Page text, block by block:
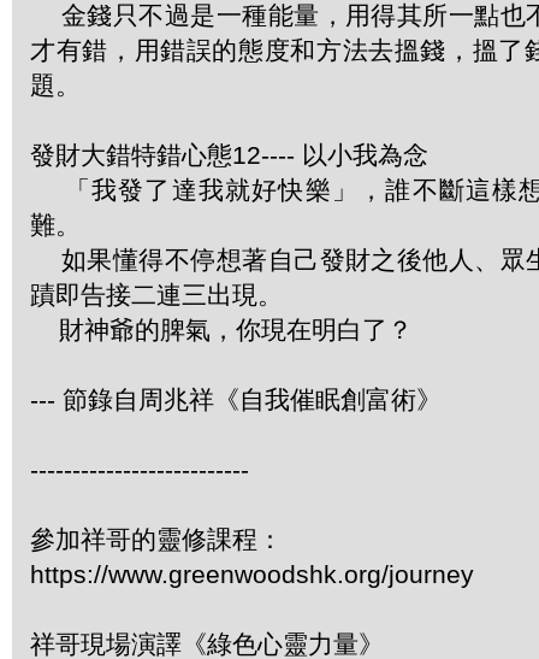
金錢只不過是一種能量，用得其所一點也
才有錯，用錯誤的態度和方法去搵錢，搵了
題。
發財大錯特錯心態12---- 以小我為念
「我發了達我就好快樂」，誰不斷這樣
難。
如果懂得不停想著自己發財之後他人、眾
蹟即告接二連三出現。
財神爺的脾氣，你現在明白了？
--- 節錄自周兆祥《自我催眠創富術》
--------------------------
參加祥哥的靈修課程：
https://www.greenwoodshk.org/journey
祥哥現場演譯《綠色心靈力量》